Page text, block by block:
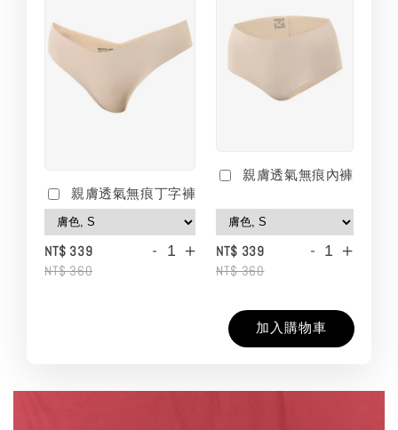
親膚透氣無痕丁字褲
NT$ 339
NT$ 360
- +
親膚透氣無痕內褲
NT$ 339
NT$ 360
- +
加入購物車